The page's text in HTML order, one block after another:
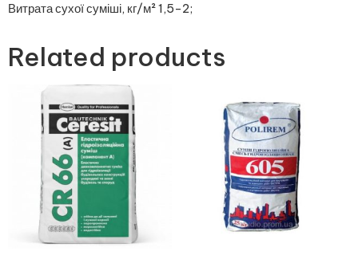
Витрата сухої суміші, кг/м² 1,5-2;
Related products